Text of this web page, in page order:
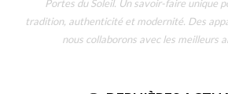
Portes du Soleil. Un savoir-faire unique
tradition, authenticité et modernité. Des
nous collaborons avec les meilleurs